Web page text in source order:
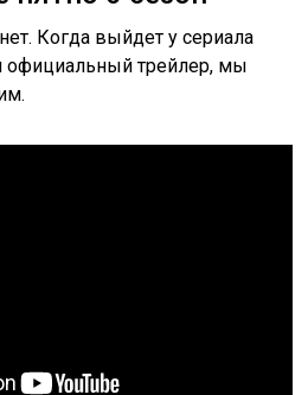
Когда выйдет у сериала
официальный трейлер, мы